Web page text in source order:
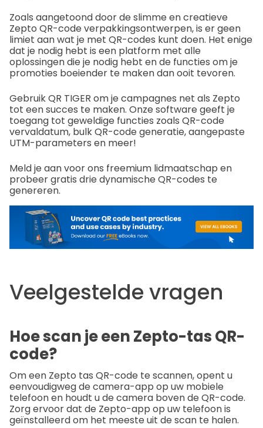
Zoals aangetoond door de slimme en creatieve
Zepto QR-code verpakkingsontwerpen, is er geen
limiet aan wat je met QR-codes kunt doen. Het enige
dat je nodig hebt is een platform met alle
oplossingen die je nodig hebt en de functies om je
promoties boeiender te maken dan ooit tevoren.
Gebruik QR TIGER om je campagnes net als Zepto
tot een succes te maken. Onze software geeft je
toegang tot geweldige functies zoals QR-code
vervaldatum, bulk QR-code generatie, aangepaste
UTM-parameters en meer!
Meld je aan voor ons freemium lidmaatschap en
probeer gratis drie dynamische QR-codes te
genereren.
Veelgestelde vragen
Hoe scan je een Zepto-tas QR-
code?
Om een Zepto tas QR-code te scannen, opent u
eenvoudigweg de camera-app op uw mobiele
telefoon en houdt u de camera boven de QR-code.
Zorg ervoor dat de Zepto-app op uw telefoon is
geïnstalleerd om het meeste uit de scan te halen.